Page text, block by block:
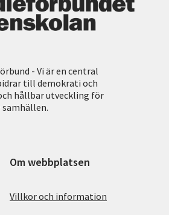
- Vi är en central
till demokrati och
hållbar utveckling för
Om webbplatsen
Villkor och information